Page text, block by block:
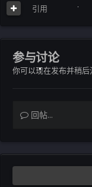
引用
参与讨论
你可以现在发布并稍
回帖...